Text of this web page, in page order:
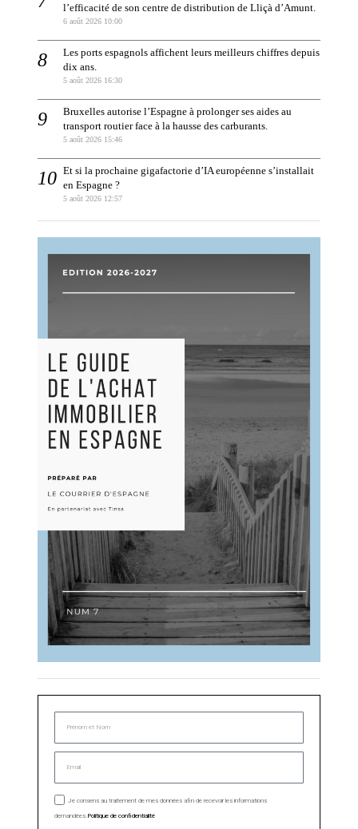
l’efficacité de son centre de distribution de Lliçà d’Amunt.
6 août 2026 10:00
Les ports espagnols affichent leurs meilleurs chiffres depuis
dix ans.
5 août 2026 16:30
Bruxelles autorise l’Espagne à prolonger ses aides au
transport routier face à la hausse des carburants.
5 août 2026 15:46
Et si la prochaine gigafactorie d’IA européenne s’installait
en Espagne ?
5 août 2026 12:57
Je consens au traitement de mes données afin de recevoir les informations
demandées. Politique de confidentialité